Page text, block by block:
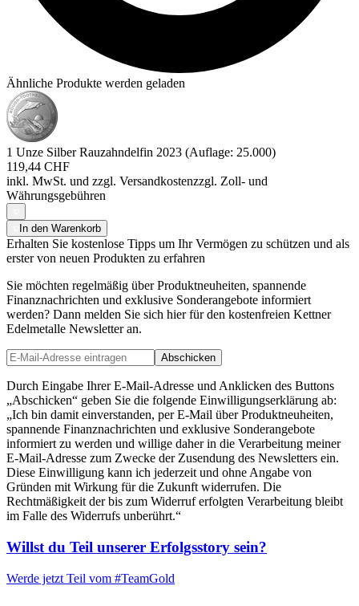
Ähnliche Produkte werden geladen
1 Unze Silber Rauzahndelfin 2023 (Auflage: 25.000)
119,44 CHF
inkl. MwSt. und zzgl. Versandkostenzzgl. Zoll- und
Währungsgebühren
In den Warenkorb
Erhalten Sie kostenlose Tipps um Ihr Vermögen zu schützen und als
erster von neuen Produkten zu erfahren
Sie möchten regelmäßig über Produktneuheiten, spannende
Finanznachrichten und exklusive Sonderangebote informiert
werden? Dann melden Sie sich hier für den kostenfreien Kettner
Edelmetalle Newsletter an.
Abschicken
Durch Eingabe Ihrer E-Mail-Adresse und Anklicken des Buttons
„Abschicken“ geben Sie die folgende Einwilligungserklärung ab:
„Ich bin damit einverstanden, per E-Mail über Produktneuheiten,
spannende Finanznachrichten und exklusive Sonderangebote
informiert zu werden und willige daher in die Verarbeitung meiner
E-Mail-Adresse zum Zwecke der Zusendung des Newsletters ein.
Diese Einwilligung kann ich jederzeit und ohne Angabe von
Gründen mit Wirkung für die Zukunft widerrufen. Die
Rechtmäßigkeit der bis zum Widerruf erfolgten Verarbeitung bleibt
im Falle des Widerrufs unberührt.“
Willst du Teil unserer Erfolgsstory sein?
Werde jetzt Teil vom #TeamGold